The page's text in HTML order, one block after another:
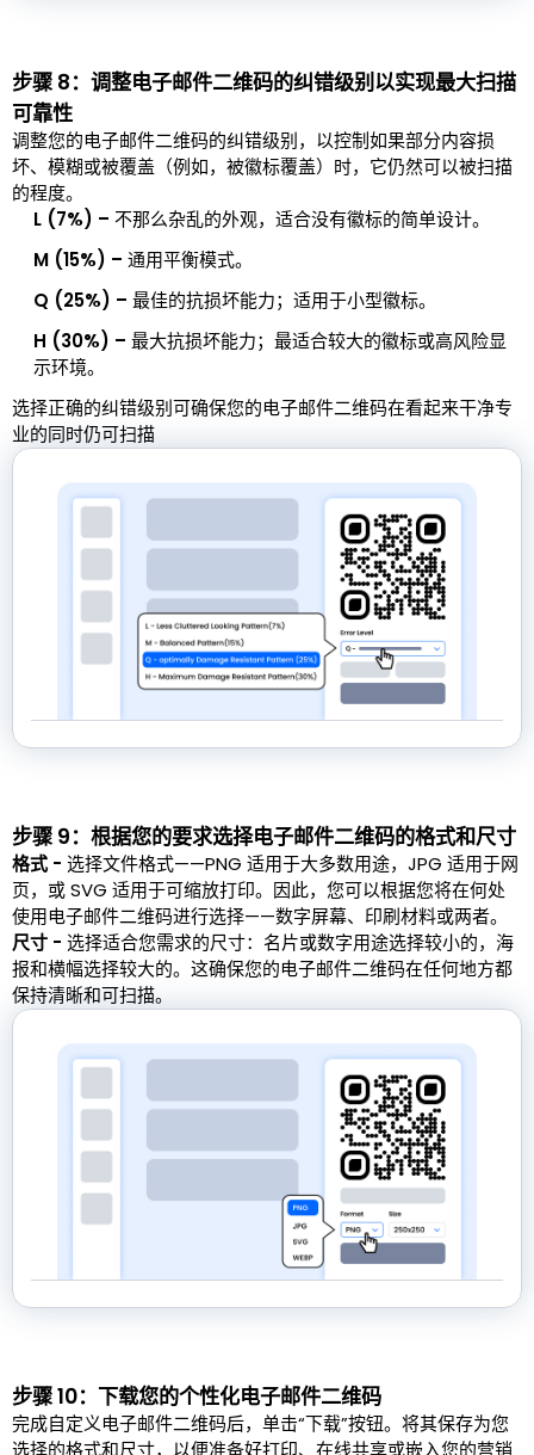
步骤 8：调整电子邮件二维码的纠错级别以实现最大扫描
可靠性
调整您的电子邮件二维码的纠错级别，以控制如果部分内容损
坏、模糊或被覆盖（例如，被徽标覆盖）时，它仍然可以被扫描
的程度。
L (7%) – 不那么杂乱的外观，适合没有徽标的简单设计。
M (15%) – 通用平衡模式。
Q (25%) – 最佳的抗损坏能力；适用于小型徽标。
H (30%) – 最大抗损坏能力；最适合较大的徽标或高风险显
示环境。
选择正确的纠错级别可确保您的电子邮件二维码在看起来干净专
业的同时仍可扫描
步骤 9：根据您的要求选择电子邮件二维码的格式和尺寸
格式 - 选择文件格式——PNG 适用于大多数用途，JPG 适用于网
页，或 SVG 适用于可缩放打印。因此，您可以根据您将在何处
使用电子邮件二维码进行选择——数字屏幕、印刷材料或两者。
尺寸 - 选择适合您需求的尺寸：名片或数字用途选择较小的，海
报和横幅选择较大的。这确保您的电子邮件二维码在任何地方都
保持清晰和可扫描。
步骤 10：下载您的个性化电子邮件二维码
完成自定义电子邮件二维码后，单击“下载”按钮。将其保存为您
选择的格式和尺寸，以便准备好打印、在线共享或嵌入您的营销